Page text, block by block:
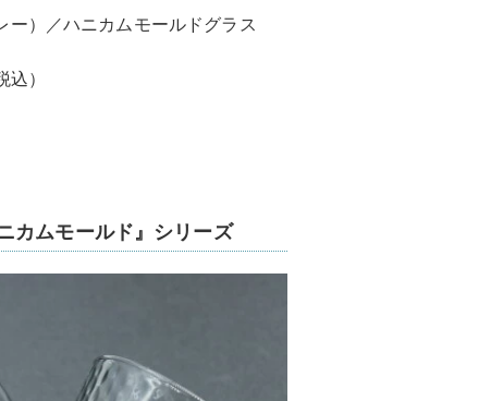
）／ハニカムモールドグラス
）
カムモールド』シリーズ